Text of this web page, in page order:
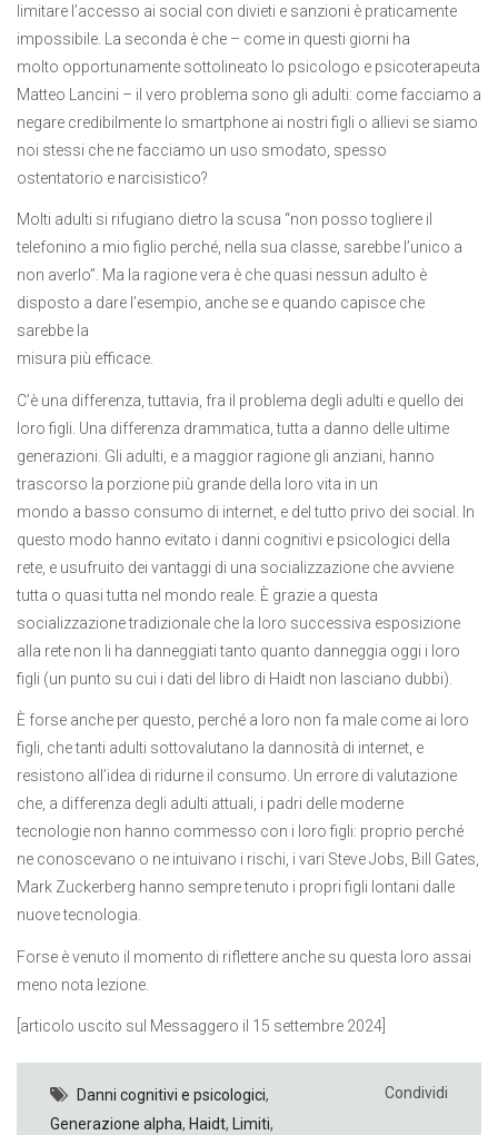
limitare l’accesso ai social con divieti e sanzioni è praticamente
impossibile. La seconda è che – come in questi giorni ha
molto opportunamente sottolineato lo psicologo e psicoterapeuta
Matteo Lancini – il vero problema sono gli adulti: come facciamo a
negare credibilmente lo smartphone ai nostri figli o allievi se siamo
noi stessi che ne facciamo un uso smodato, spesso
ostentatorio e narcisistico?
Molti adulti si rifugiano dietro la scusa “non posso togliere il
telefonino a mio figlio perché, nella sua classe, sarebbe l’unico a
non averlo”. Ma la ragione vera è che quasi nessun adulto è
disposto a dare l’esempio, anche se e quando capisce che
sarebbe la
misura più efficace.
C’è una differenza, tuttavia, fra il problema degli adulti e quello dei
loro figli. Una differenza drammatica, tutta a danno delle ultime
generazioni. Gli adulti, e a maggior ragione gli anziani, hanno
trascorso la porzione più grande della loro vita in un
mondo a basso consumo di internet, e del tutto privo dei social. In
questo modo hanno evitato i danni cognitivi e psicologici della
rete, e usufruito dei vantaggi di una socializzazione che avviene
tutta o quasi tutta nel mondo reale. È grazie a questa
socializzazione tradizionale che la loro successiva esposizione
alla rete non li ha danneggiati tanto quanto danneggia oggi i loro
figli (un punto su cui i dati del libro di Haidt non lasciano dubbi).
È forse anche per questo, perché a loro non fa male come ai loro
figli, che tanti adulti sottovalutano la dannosità di internet, e
resistono all’idea di ridurne il consumo. Un errore di valutazione
che, a differenza degli adulti attuali, i padri delle moderne
tecnologie non hanno commesso con i loro figli: proprio perché
ne conoscevano o ne intuivano i rischi, i vari Steve Jobs, Bill Gates,
Mark Zuckerberg hanno sempre tenuto i propri figli lontani dalle
nuove tecnologia.
Forse è venuto il momento di riflettere anche su questa loro assai
meno nota lezione.
[articolo uscito sul Messaggero il 15 settembre 2024]
Danni cognitivi e psicologici,
Generazione alpha, Haidt, Limiti,
Condividi